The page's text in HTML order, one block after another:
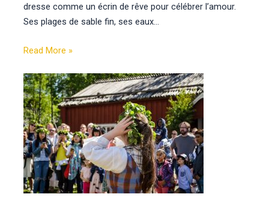
dresse comme un écrin de rêve pour célébrer l’amour.
Ses plages de sable fin, ses eaux…
Read More »